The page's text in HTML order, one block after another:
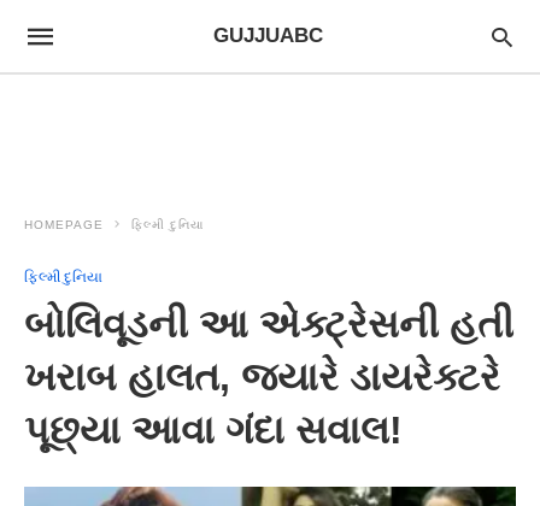
GUJJUABC
HOMEPAGE ફિલ્મી દુનિયા
ફિલ્મી દુનિયા
બોલિવૂડની આ એક્ટ્રેસની હતી
ખરાબ હાલત, જ્યારે ડાયરેક્ટરે
પૂછ્યા આવા ગંદા સવાલ!